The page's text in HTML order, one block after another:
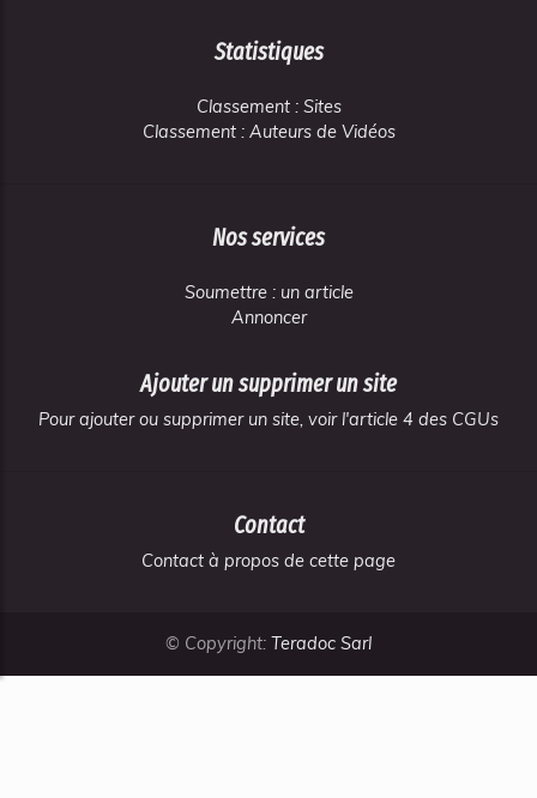
Statistiques
Classement : Sites
Classement : Auteurs de Vidéos
Nos services
Soumettre : un article
Annoncer
Ajouter un supprimer un site
Pour ajouter ou supprimer un site, voir l'article 4 des CGUs
Contact
Contact à propos de cette page
© Copyright: Teradoc Sarl